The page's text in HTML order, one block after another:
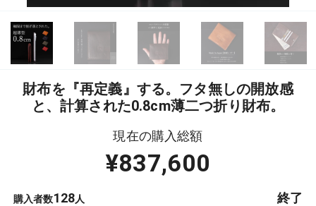
財布を『再定義』する。フタ無しの開放感
と、計算された0.8cm薄二つ折り財布。
現在の購入総額
¥837,600
購入者数128人 終了